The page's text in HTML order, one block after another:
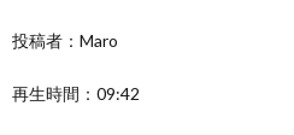
投稿者：Maro
再生時間：09:42